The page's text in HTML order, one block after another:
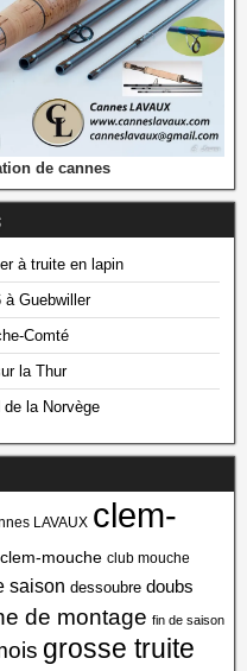
de cannes
à truite en lapin
à Guebwiller
Comté
la Thur
la Norvège
LAVAUX clem-
clem-mouche club mouche
saison dessoubre doubs
de montage fin de saison
grosse truite